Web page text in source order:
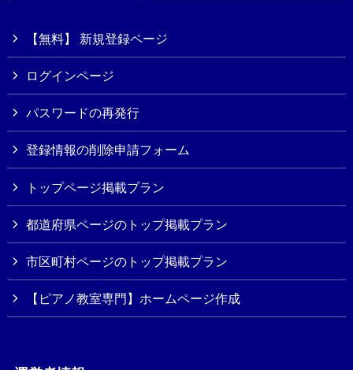
【無料】 新規登録ページ
ログインページ
パスワードの再発行
登録情報の削除申請フォーム
トップページ掲載プラン
都道府県ページのトップ掲載プラン
市区町村ページのトップ掲載プラン
【ピアノ教室専門】ホームページ作成